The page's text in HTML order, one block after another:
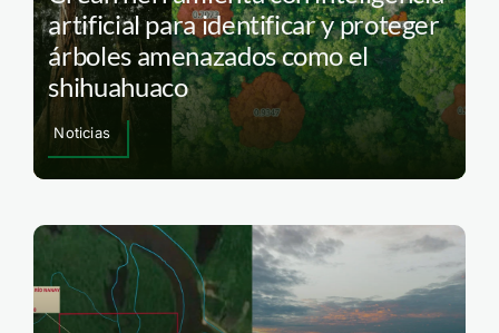
artificial para identificar y proteger
árboles amenazados como el
shihuahuaco
Noticias